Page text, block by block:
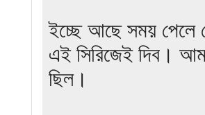
ইচ্ছে আছে সময় পেলে
এই সিরিজেই দিব।
ছিল।